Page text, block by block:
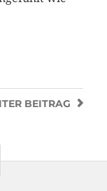
BEITRAG